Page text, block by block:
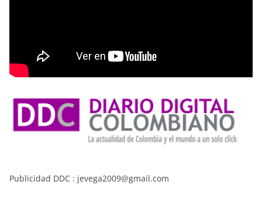
Publicidad DDC : jevega2009@gmail.com